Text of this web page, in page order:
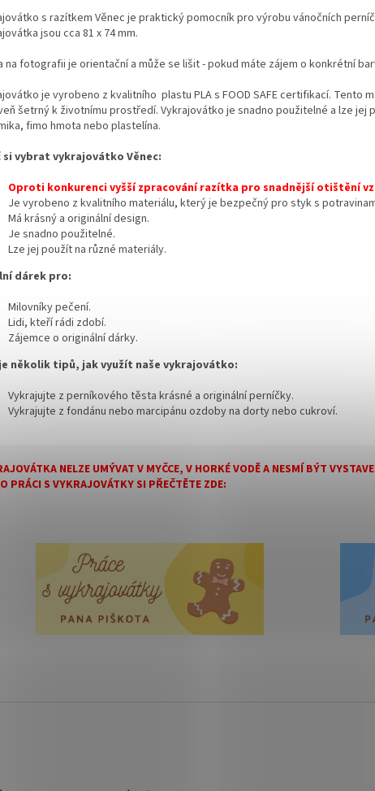
s razítkem Věnec je praktický pomocník pro výrobu vánočních
jsou cca 81 x 74 mm.
na fotografii je orientační a může se lišit - pokud máte zájem o konkrétní
je vyrobeno z kvalitního plastu PLA s FOOD SAFE certifikací. Tento
šetrný k životnímu prostředí. Vykrajovátko je snadno použitelné a lze jej
fimo hmota nebo plastelína.
si vybrat vykrajovátko Věnec:
Oproti konkurenci vyšší zpracování razítka pro snadnější otištění
Je vyrobeno z kvalitního materiálu, který je bezpečný pro styk s
Má krásný a originální design.
Je snadno použitelné.
Lze jej použít na různé materiály.
dárek pro:
Milovníky pečení.
Lidi, kteří rádi zdobí.
Zájemce o originální dárky.
několik tipů, jak využít naše vykrajovátko:
Vykrajujte z perníkového těsta krásné a originální perníčky.
Vykrajujte z fondánu nebo marcipánu ozdoby na dorty nebo cukroví.
NELZE UMÝVAT V MYČCE, V HORKÉ VODĚ A NESMÍ BÝT
PRÁCI S VYKRAJOVÁTKY SI PŘEČTĚTE ZDE: